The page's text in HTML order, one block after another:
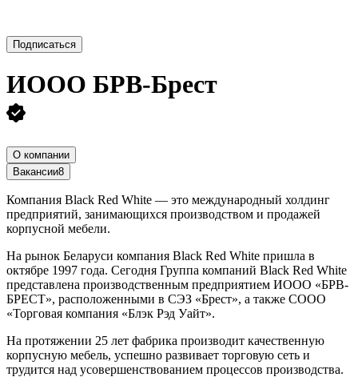
Подписаться
ИOOO БРВ-Брест
О компании
Вакансии8
Компания Black Red White — это международный холдинг
предприятий, занимающихся производством и продажей
корпусной мебели.
На рынок Беларуси компания Black Red White пришла в
октябре 1997 года. Сегодня Группа компаний Black Red White
представлена производственным предприятием ИOOO «БРВ-
БРЕСТ», расположенными в СЭЗ «Брест», а также CООО
«Торговая компания «Блэк Рэд Уайт».
На протяжении 25 лет фабрика производит качественную
корпусную мебель, успешно развивает торговую сеть и
трудится над усовершенствованием процессов производства.